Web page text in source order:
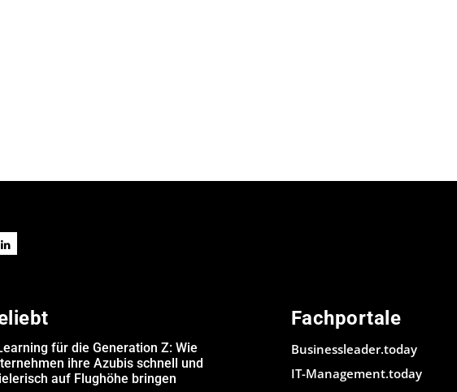
für die Generation Z: Wie
ihre Azubis schnell und
auf Flughöhe bringen
Fachportale
Businessleader.today
IT-Management.today